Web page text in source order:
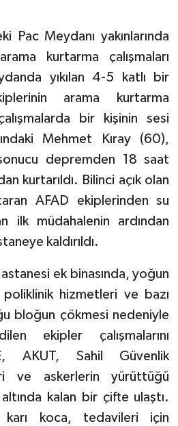
Pac Meydanı yakınlarında
kurtarma çalışmaları
yıkılan 4-5 katlı bir
arama kurtarma
bir kişinin sesi
Mehmet Kıray (60),
depremden 18 saat
kurtarıldı. Bilinci açık olan
AFAD ekiplerinden su
ilk müdahalenin ardından
kaldırıldı.
ek binasında, yoğun
hizmetleri ve bazı
bloğun çökmesi nedeniyle
ekipler çalışmalarını
AKUT, Sahil Güvenlik
ve askerlerin yürüttüğü
kalan bir çifte ulaştı.
karı koca, tedavileri için